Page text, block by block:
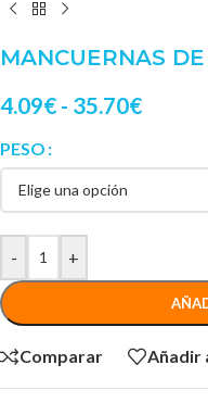
MANCUERNAS
4.09€ - 35.70€
PESO
- +
Comparar Añadir